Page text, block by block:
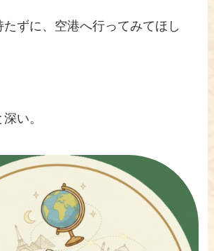
ずに、空港へ行ってみてほし
い。